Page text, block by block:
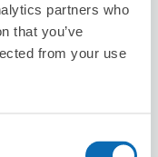
partners who
that you’ve
from your use